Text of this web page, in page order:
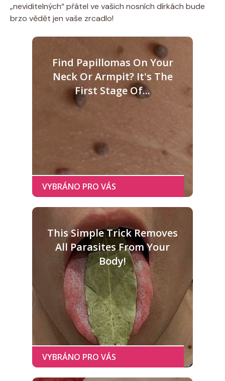
„neviditelných“ přátel ve vašich nosních dírkách bude
brzo vědět jen vaše zrcadlo!
Find Papillomas On Your
Neck Or Armpit? It's The
First Stage Of...
This Simple Trick Removes
All Parasites From Your
Body!